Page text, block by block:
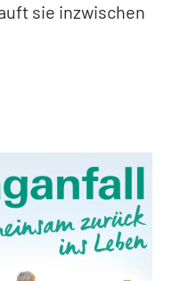
sie inzwischen